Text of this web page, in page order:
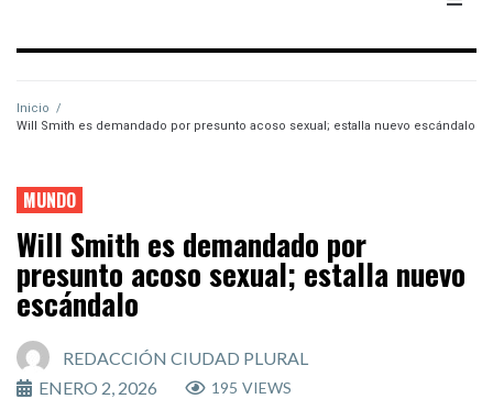
Inicio /
Will Smith es demandado por presunto acoso sexual; estalla nuevo escándalo
MUNDO
Will Smith es demandado por
presunto acoso sexual; estalla nuevo
escándalo
REDACCIÓN CIUDAD PLURAL
ENERO 2, 2026
195 VIEWS